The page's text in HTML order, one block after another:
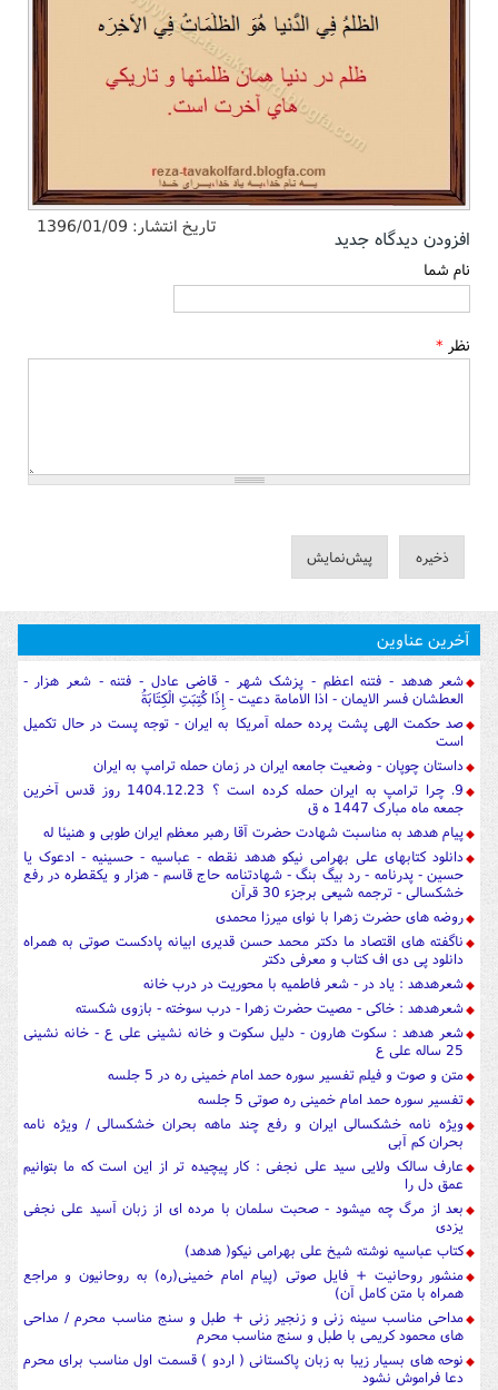
تاریخ انتشار: 1396/01/09 افزودن دیدگاه جدید
نام شما
نظر *
آخرین عناوین
شعر هدهد - فتنه اعظم - پزشک شهر - قاضی عادل - فتنه - شعر هزار -
العطشان فسر الایمان - اذا الامامة دعیت - إِذَا كُتِبَتِ الْكِتَابَةُ
صد حکمت الهی پشت پرده حمله آمریکا به ایران - توجه پست در حال تکمیل
است
داستان چوپان - وضعیت جامعه ایران در زمان حمله ترامپ به ایران
9. چرا ترامپ به ایران حمله کرده است ؟ 1404.12.23 روز قدس آخرین
جمعه ماه مبارک 1447 ه ق
پیام هدهد به مناسبت شهادت حضرت آقا رهبر معظم ایران طوبی و هنیئا له
دانلود کتابهای علی بهرامی نیکو هدهد نقطه - عباسیه - حسینیه - ادعوک یا
حسین - پدرنامه - رد بیگ بنگ - شهادتنامه حاج قاسم - هزار و یکقطره در رفع
خشکسالی - ترجمه شیعی برجزء 30 قرآن
روضه های حضرت زهرا با نوای میرزا محمدی
ناگفته های اقتصاد ما دکتر محمد حسن قدیری ابیانه پادکست صوتی به همراه
دانلود پی دی اف کتاب و معرفی دکتر
شعرهدهد : یاد در - شعر فاطمیه با محوریت در درب خانه
شعرهدهد : خاکی - مصیت حضرت زهرا - درب سوخته - بازوی شکسته
شعر هدهد : سکوت هارون - دلیل سکوت و خانه نشینی علی ع - خانه نشینی
25 ساله علی ع
متن و صوت و فیلم تفسیر سوره حمد امام خمینی ره در 5 جلسه
تفسیر سوره حمد امام خمینی ره صوتی 5 جلسه
ویژه نامه خشکسالی ایران و رفع چند ماهه بحران خشکسالی / ویژه نامه
بحران کم آبی
عارف سالک ولایی سید علی نجفی : کار پیچیده تر از این است که ما بتوانیم
عمق دل را
بعد از مرگ چه میشود - صحبت سلمان با مرده ای از زبان آسید علی نجفی
یزدی
کتاب عباسیه نوشته شیخ علی بهرامی نیکو( هدهد)
منشور روحانیت + فایل صوتی (پیام امام خمینی(ره) به روحانیون و مراجع
همراه با متن کامل آن)
مداحی مناسب سینه زنی و زنجیر زنی + طبل و سنج مناسب محرم / مداحی
های محمود کریمی با طبل و سنج مناسب محرم
نوحه های بسیار زیبا به زبان پاکستانی ( اردو ) قسمت اول مناسب برای محرم
دعا فراموش نشود